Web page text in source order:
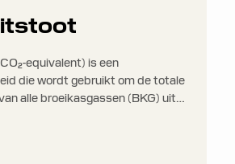
equivalent) is een
die wordt gebruikt om de totale
alle broeikasgassen (BKG) uit
zou hebben. Dit